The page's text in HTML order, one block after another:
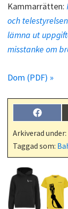
Kammarrätten:
och
lämna ut
misstanke om
Dom (PDF) »
Dela
på
F
a
c
b
o
Arkiverad under:
Taggad som: